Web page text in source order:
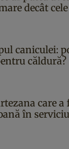
decât
caniculei:
căldură?
care a
în